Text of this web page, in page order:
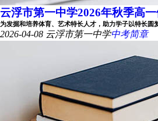
云浮市第一中学2026年秋季高
为发掘和培养体育、艺术特长人才，助力学子以特长
2026-04-08 云浮市第一中学中考简章